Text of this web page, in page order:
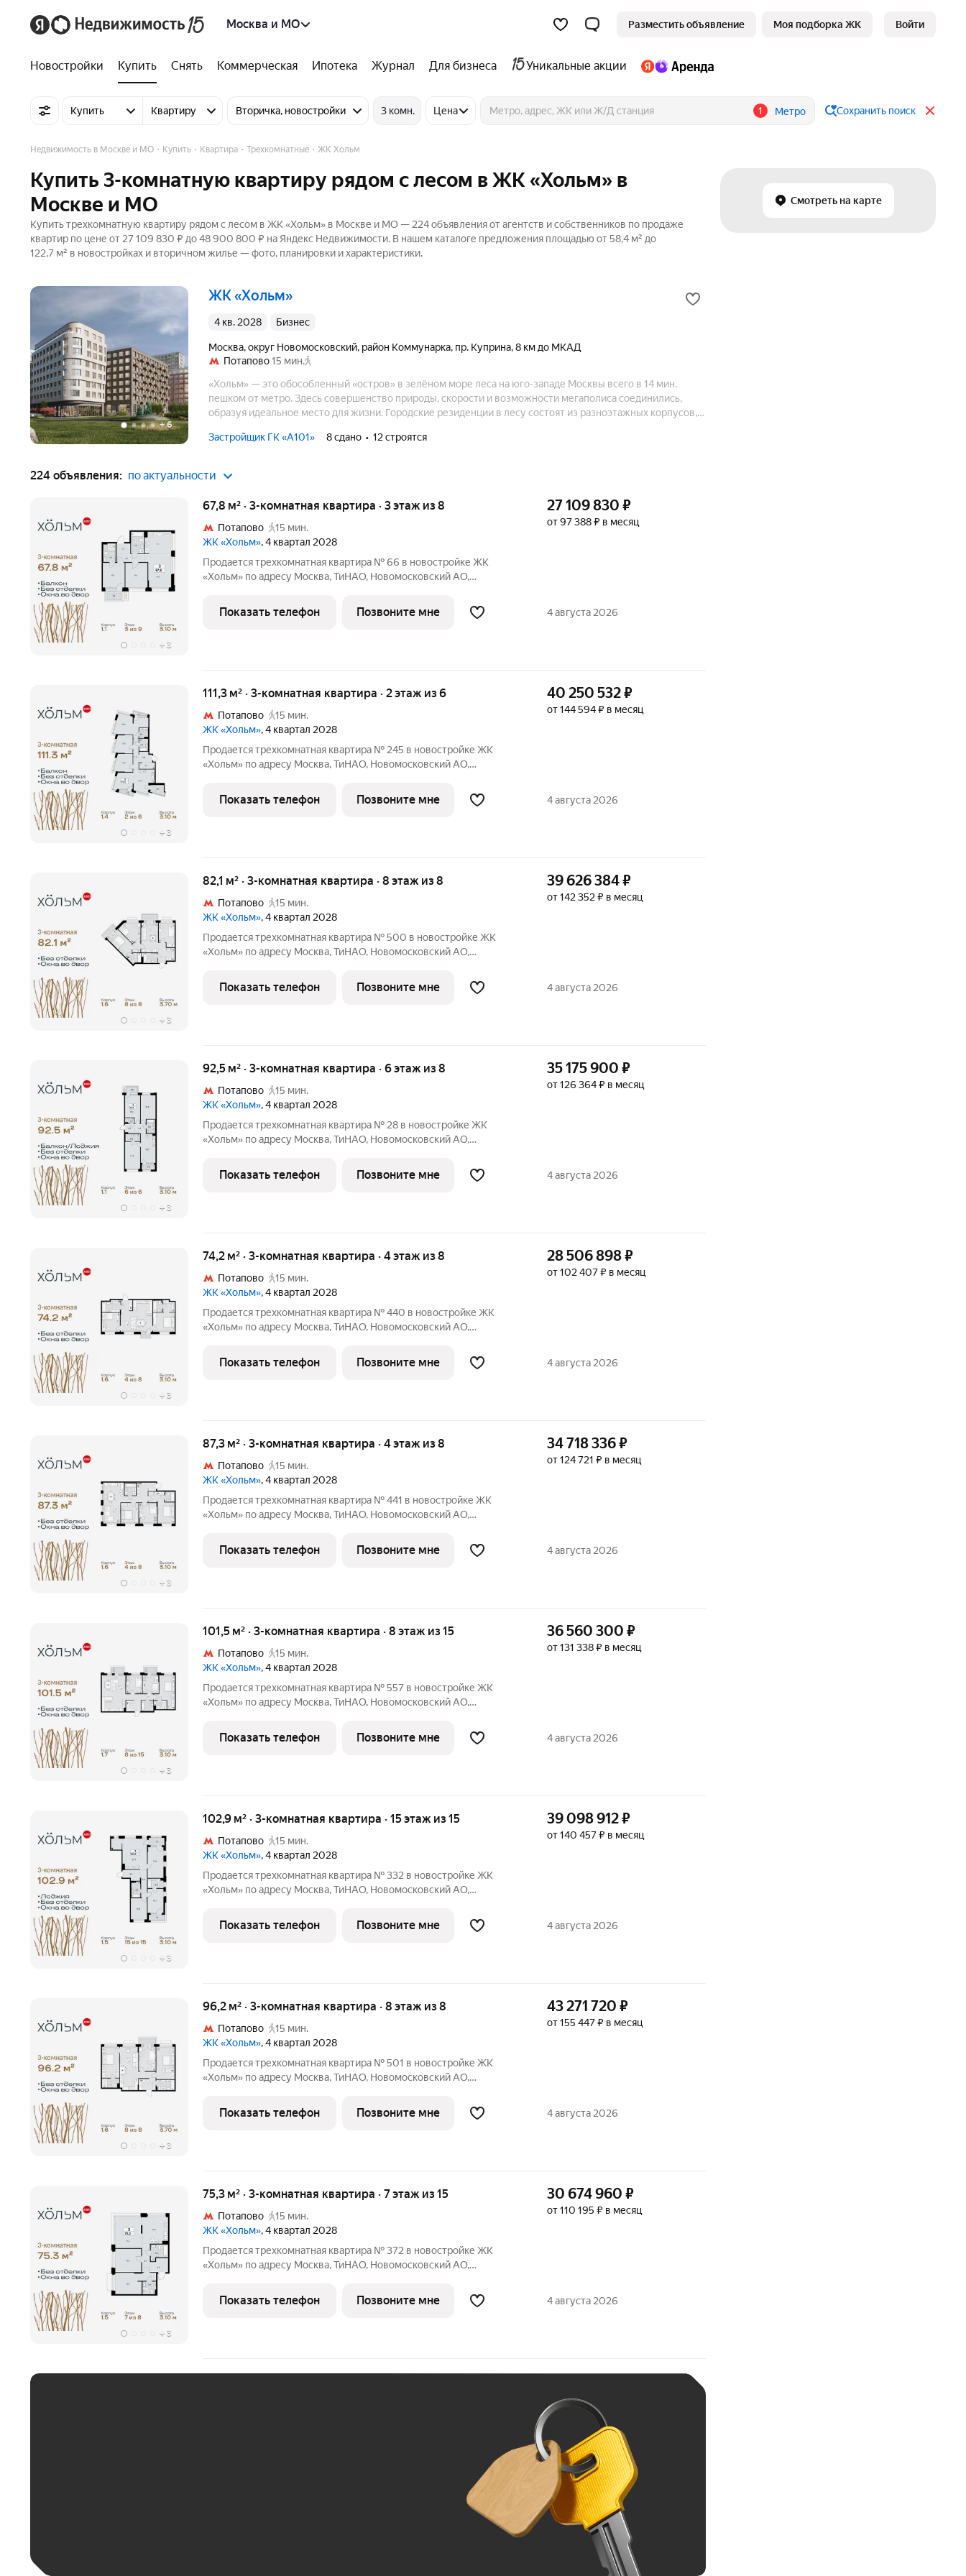
Москва и МО Разместить объявление Моя подборка ЖК Войти
Новостройки Купить Снять Коммерческая Ипотека Журнал Для бизнеса Уникальные акции
Купить Квартиру Вторичка, новостройки 3 комн. Цена 1 Метро Сохранить поиск
Смотреть на карте
Недвижимость в Москве и МО Купить Квартира Трехкомнатные ЖК Хольм
Купить 3-комнатную квартиру рядом с лесом в ЖК «Хольм» в
Москве и МО
Купить трехкомнатную квартиру рядом с лесом в ЖК «Хольм» в Москве и МО — 224 объявления от агентств и собственников по продаже
квартир по цене от 27 109 830 ₽ до 48 900 800 ₽ на Яндекс Недвижимости. В нашем каталоге предложения площадью от 58,4 м² до
122,7 м² в новостройках и вторичном жилье — фото, планировки и характеристики.
ЖК «Хольм»
4 кв. 2028 бизнес
Потапово15 мин.
Москва,округ Новомосковский, район Коммунарка, пр. Куприна,8 км до МКАД
«Хольм» — это обособленный «остров» в зелёном море леса на юго-западе Москвы всего в 14 мин.
пешком от метро. Здесь совершенство природы, скорости и возможности мегаполиса соединились,
образуя идеальное место для жизни. Городские резиденции в лесу состоят из разноэтажных корпусов,
Застройщик ГК «А101»
8 сдано 12 строятся
+6
224 объявления: по актуальности
+ 3
67,8 м² · 3-комнатная квартира · 3 этаж из 8
Потапово
15 мин.
ЖК «Хольм», 4 квартал 2028
Продается трехкомнатная квартира № 66 в новостройке ЖК
«Хольм» по адресу Москва, ТиНАО, Новомосковский АО,
этаж 3 из 9, секция 4. Тип проекта, по которому построен дом
монолит,
27 109 830 ₽
от 97 388 ₽ в месяц
Показать телефон Позвоните мне 4 августа 2026
+ 3
111,3 м² · 3-комнатная квартира · 2 этаж из 6
Потапово
15 мин.
ЖК «Хольм», 4 квартал 2028
Продается трехкомнатная квартира № 245 в новостройке ЖК
«Хольм» по адресу Москва, ТиНАО, Новомосковский АО,
этаж 2 из 6, секция 9. Тип проекта, по которому построен дом
монолит,
40 250 532₽
от 144 594 ₽ в месяц
Показать телефон Позвоните мне 4 августа 2026
+ 3
82,1 м² · 3-комнатная квартира · 8 этаж из 8
Потапово
15 мин.
ЖК «Хольм», 4 квартал 2028
Продается трехкомнатная квартира № 500 в новостройке ЖК
«Хольм» по адресу Москва, ТиНАО, Новомосковский АО,
этаж 8 из 8, секция 15. Тип проекта, по которому построен дом
монолит,
39 626 384₽
от 142 352 ₽ в месяц
Показать телефон Позвоните мне 4 августа 2026
+ 3
92,5 м² · 3-комнатная квартира · 6 этаж из 8
Потапово
15 мин.
ЖК «Хольм», 4 квартал 2028
Продается трехкомнатная квартира № 28 в новостройке ЖК
«Хольм» по адресу Москва, ТиНАО, Новомосковский АО,
этаж 6 из 6, секция 2. Тип проекта, по которому построен дом
монолит,
35 175 900 ₽
от 126 364 ₽ в месяц
Показать телефон Позвоните мне 4 августа 2026
+ 3
74,2 м² · 3-комнатная квартира · 4 этаж из 8
Потапово
15 мин.
ЖК «Хольм», 4 квартал 2028
Продается трехкомнатная квартира № 440 в новостройке ЖК
«Хольм» по адресу Москва, ТиНАО, Новомосковский АО,
этаж 4 из 8, секция 14. Тип проекта, по которому построен дом
монолит,
28 506 898₽
от 102 407 ₽ в месяц
Показать телефон Позвоните мне 4 августа 2026
+ 3
87,3 м² · 3-комнатная квартира · 4 этаж из 8
Потапово
15 мин.
ЖК «Хольм», 4 квартал 2028
Продается трехкомнатная квартира № 441 в новостройке ЖК
«Хольм» по адресу Москва, ТиНАО, Новомосковский АО,
этаж 4 из 8, секция 14. Тип проекта, по которому построен дом
монолит,
34 718 336₽
от 124 721 ₽ в месяц
Показать телефон Позвоните мне 4 августа 2026
+ 3
101,5 м² · 3-комнатная квартира · 8 этаж из 15
Потапово
15 мин.
ЖК «Хольм», 4 квартал 2028
Продается трехкомнатная квартира № 557 в новостройке ЖК
«Хольм» по адресу Москва, ТиНАО, Новомосковский АО,
этаж 8 из 15, секция 16. Тип проекта, по которому построен дом
монолит,
36 560 300 ₽
от 131 338 ₽ в месяц
Показать телефон Позвоните мне 4 августа 2026
+ 3
102,9 м² · 3-комнатная квартира · 15 этаж из 15
Потапово
15 мин.
ЖК «Хольм», 4 квартал 2028
Продается трехкомнатная квартира № 332 в новостройке ЖК
«Хольм» по адресу Москва, ТиНАО, Новомосковский АО,
этаж 15 из 15, секция 11. Тип проекта, по которому построен дом
монолит,
39 098 912₽
от 140 457 ₽ в месяц
Показать телефон Позвоните мне 4 августа 2026
+ 3
96,2 м² · 3-комнатная квартира · 8 этаж из 8
Потапово
15 мин.
ЖК «Хольм», 4 квартал 2028
Продается трехкомнатная квартира № 501 в новостройке ЖК
«Хольм» по адресу Москва, ТиНАО, Новомосковский АО,
этаж 8 из 8, секция 15. Тип проекта, по которому построен дом
монолит,
43 271 720 ₽
от 155 447 ₽ в месяц
Показать телефон Позвоните мне 4 августа 2026
+ 3
75,3 м² · 3-комнатная квартира · 7 этаж из 15
Потапово
15 мин.
ЖК «Хольм», 4 квартал 2028
Продается трехкомнатная квартира № 372 в новостройке ЖК
«Хольм» по адресу Москва, ТиНАО, Новомосковский АО,
этаж 7 из 8, секция 12. Тип проекта, по которому построен дом
монолит,
30 674 960 ₽
от 110 195 ₽ в месяц
Показать телефон Позвоните мне 4 августа 2026